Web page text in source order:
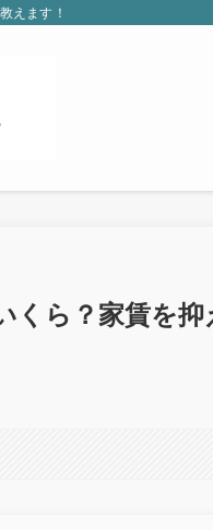
えます！
くら？家賃を